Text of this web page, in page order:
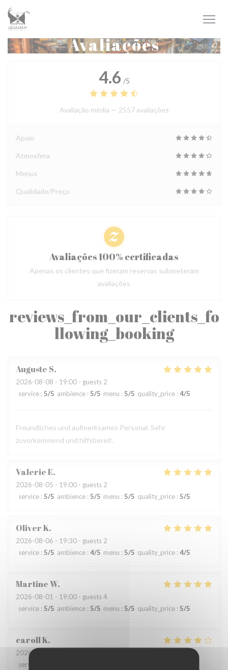
Painel de Gerenciamento de Cookies
Avaliações
reviews_from_our_clients_fo
llowing_booking
Auguste S
2026-08-08 - 19:00 - guests 2
service : 5/5 ambience : 5/5 menu : 5/5 quality_price : 4/5
Freundliches und aufmerksames Personal. Sehr
zuvorkommend und hilfsbereit.
ValerieE
2026-08-05 - 19:00 - guests 2
service : 5/5 ambience : 5/5 menu : 5/5 quality_price : 5/5
OliverK
2026-08-06 - 19:30 - guests 2
service :5/5 ambience : 4/5 menu : 5/5 quality_price :4/5
MartineW
2026-08-01 - 19:00 - guests 4
service : 5/5 ambience : 5/5 menu : 5/5 quality_price : 5/5
carollK
2026-07-29
service
4.6 /5
Avaliação média — 2557 avaliações
Apoio
Atmosfera
Menus
Qualidade/Preço
Avaliações 100% certificadas
Apenas os clientes que fizeram reservas submeteram
avaliações